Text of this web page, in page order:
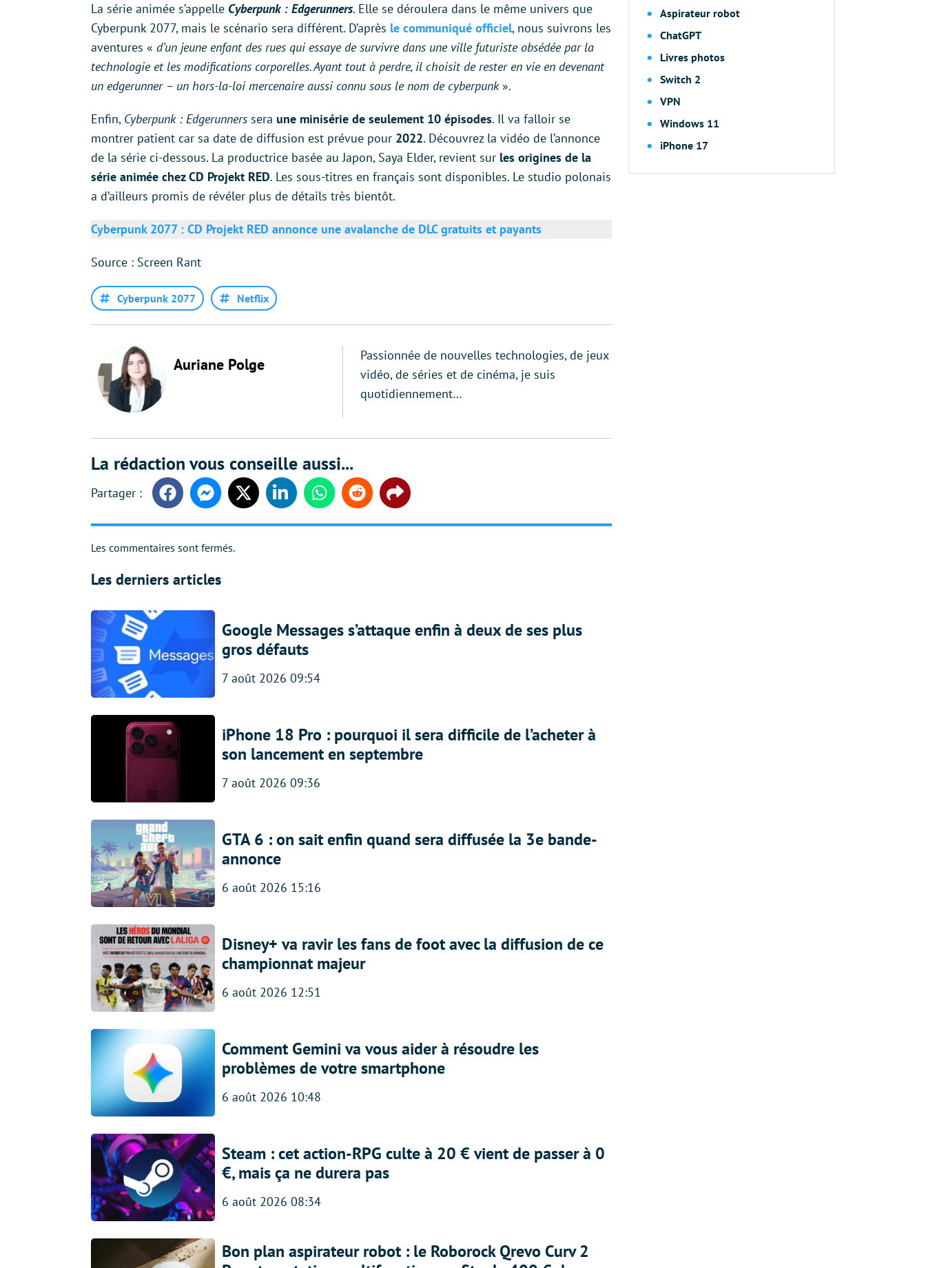
La série animée s’appelle Cyberpunk : Edgerunners. Elle se déroulera dans le même univers que
Cyberpunk 2077, mais le scénario sera différent. D’après le communiqué officiel, nous suivrons les
aventures « d’un jeune enfant des rues qui essaye de survivre dans une ville futuriste obsédée par la
technologie et les modifications corporelles. Ayant tout à perdre, il choisit de rester en vie en devenant
un edgerunner – un hors-la-loi mercenaire aussi connu sous le nom de cyberpunk ».
Enfin, Cyberpunk : Edgerunners sera une minisérie de seulement 10 épisodes. Il va falloir se
montrer patient car sa date de diffusion est prévue pour 2022. Découvrez la vidéo de l’annonce
de la série ci-dessous. La productrice basée au Japon, Saya Elder, revient sur les origines de la
série animée chez CD Projekt RED. Les sous-titres en français sont disponibles. Le studio polonais
a d’ailleurs promis de révéler plus de détails très bientôt.
Cyberpunk 2077 : CD Projekt RED annonce une avalanche de DLC gratuits et payants
Source : Screen Rant
Cyberpunk 2077 Netflix
Auriane Polge
Passionnée de nouvelles technologies, de jeux
vidéo, de séries et de cinéma, je suis
quotidiennement…
La rédaction vous conseille aussi...
FacebookMessengerTwitter LinkedinWhatsappReddit Share
Les commentaires sont fermés.
Les derniers articles
Google Messages s’attaque enfin à deux de ses plus
gros défauts
7 août 2026 09:54
iPhone 18 Pro : pourquoi il sera difficile de l’acheter à
son lancement en septembre
7 août 2026 09:36
GTA 6 : on sait enfin quand sera diffusée la 3e bande-
annonce
6 août 2026 15:16
Disney+ va ravir les fans de foot avec la diffusion de ce
championnat majeur
6 août 2026 12:51
Comment Gemini va vous aider à résoudre les
problèmes de votre smartphone
6 août 2026 10:48
Steam : cet action-RPG culte à 20 € vient de passer à 0
€, mais ça ne durera pas
6 août 2026 08:34
Bon plan aspirateur robot : le Roborock Qrevo Curv 2
Aspirateur robot
ChatGPT
Livres photos
Switch 2
VPN
Windows 11
iPhone 17